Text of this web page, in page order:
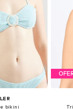
bikini